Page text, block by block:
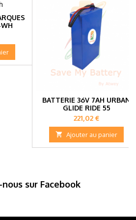
BATTERIE 36V 7AH URBAN
GLIDE RIDE 55
Prix
221,02 €
 Ajouter au panier
nous sur Facebook